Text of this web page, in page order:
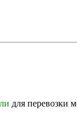
для перевозки